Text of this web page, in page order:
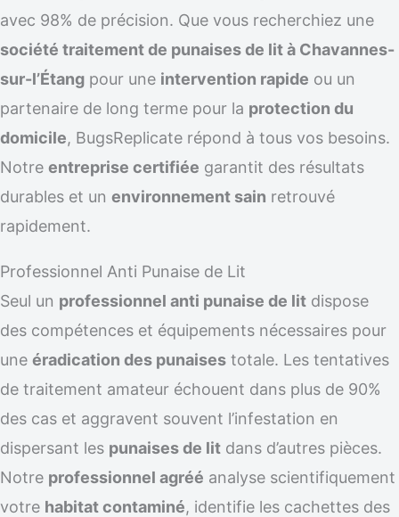
avec 98% de précision. Que vous recherchiez une
société traitement de punaises de lit à Chavannes-
sur-l’Étang pour une intervention rapide ou un
partenaire de long terme pour la protection du
domicile, BugsReplicate répond à tous vos besoins.
Notre entreprise certifiée garantit des résultats
durables et un environnement sain retrouvé
rapidement.
Professionnel Anti Punaise de Lit
Seul un professionnel anti punaise de lit dispose
des compétences et équipements nécessaires pour
une éradication des punaises totale. Les tentatives
de traitement amateur échouent dans plus de 90%
des cas et aggravent souvent l’infestation en
dispersant les punaises de lit dans d’autres pièces.
Notre professionnel agréé analyse scientifiquement
votre habitat contaminé, identifie les cachettes des